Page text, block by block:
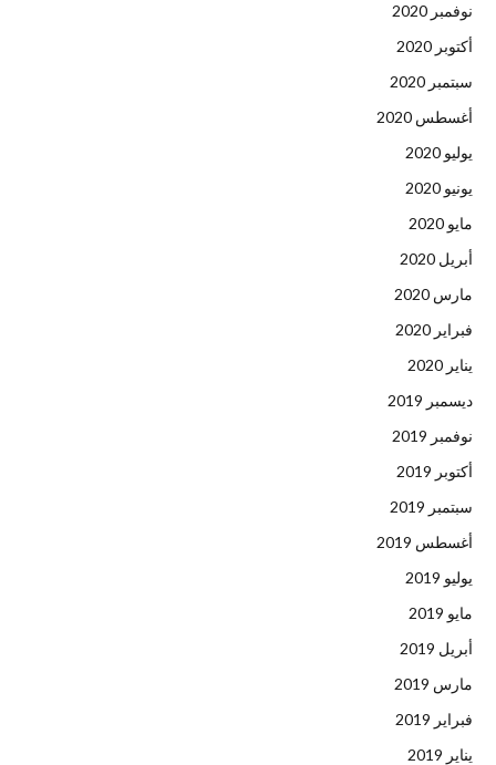
نوفمبر 2020
أكتوبر 2020
سبتمبر 2020
أغسطس 2020
يوليو 2020
يونيو 2020
مايو 2020
أبريل 2020
مارس 2020
فبراير 2020
يناير 2020
ديسمبر 2019
نوفمبر 2019
أكتوبر 2019
سبتمبر 2019
أغسطس 2019
يوليو 2019
مايو 2019
أبريل 2019
مارس 2019
فبراير 2019
يناير 2019